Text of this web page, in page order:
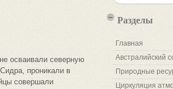
осваивали северную
проникали в
совершали
Разделы
Главная
Австралийский
Природные
Циркуляция